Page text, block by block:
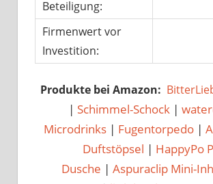
Beteiligung:
Firmenwert vor
Investition:
Produkte bei Amazon:
| Schimmel-Schock |
Microdrinks | Fugentorpedo |
Duftstöpsel | HappyPo
Dusche | Aspuraclip Mini-